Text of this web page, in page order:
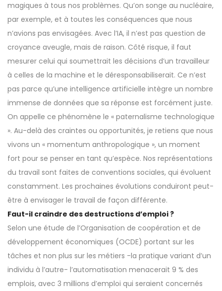
magiques à tous nos problèmes. Qu’on songe au nucléaire,
par exemple, et à toutes les conséquences que nous
n’avions pas envisagées. Avec l’IA, il n’est pas question de
croyance aveugle, mais de raison. Côté risque, il faut
mesurer celui qui soumettrait les décisions d’un travailleur
à celles de la machine et le déresponsabiliserait. Ce n’est
pas parce qu’une intelligence artificielle intègre un nombre
immense de données que sa réponse est forcément juste.
On appelle ce phénomène le « paternalisme technologique
». Au-delà des craintes ou opportunités, je retiens que nous
vivons un « momentum anthropologique », un moment
fort pour se penser en tant qu’espèce. Nos représentations
du travail sont faites de conventions sociales, qui évoluent
constamment. Les prochaines évolutions conduiront peut-
être à envisager le travail de façon différente.
Faut-il craindre des destructions d’emploi ?
Selon une étude de l’Organisation de coopération et de
développement économiques (OCDE) portant sur les
tâches et non plus sur les métiers -la pratique variant d’un
individu à l’autre- l’automatisation menacerait 9 % des
emplois, avec 3 millions d’emploi qui seraient concernés